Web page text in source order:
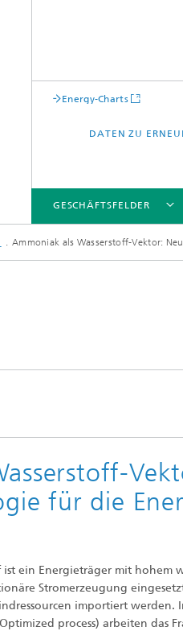
Energy-Charts
DATEN ZU
GESCHÄFTSFELDER
Datenmanagement
Lasertechnologie
Drucktechnologie
Gebäudehülle
Lüftung, Klima, Kälte
Ammoniak als Wasserstoff-Vektor:
für die
ein Energieträger mit hohem
Stromerzeugung
importiert werden.
process) arbeiten das